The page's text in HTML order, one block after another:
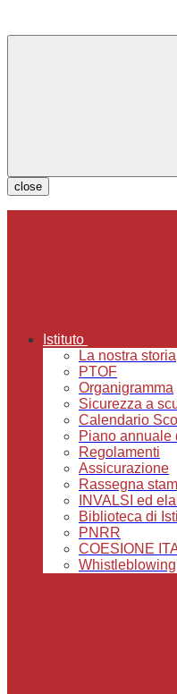
close
Istituto
La nostra storia
PTOF
Organigramma
Sicurezza a
Calendario
Piano annuale
Regolamenti
Assicurazione
Rassegna
INVALSI ed
Biblioteca di
PNRR
COESIONE
Whistleblowing